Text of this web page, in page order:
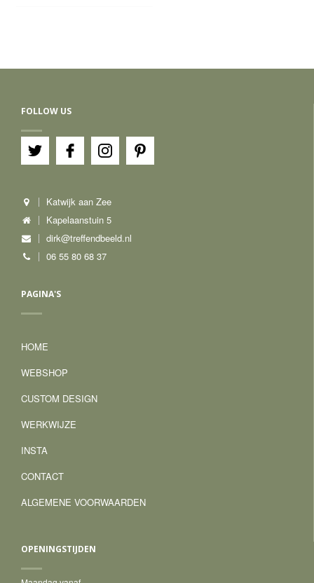
FOLLOW US
Katwijk aan Zee
Kapelaanstuin 5
dirk@treffendbeeld.nl
06 55 80 68 37
PAGINA'S
HOME
WEBSHOP
CUSTOM DESIGN
WERKWIJZE
INSTA
CONTACT
ALGEMENE VOORWAARDEN
OPENINGSTIJDEN